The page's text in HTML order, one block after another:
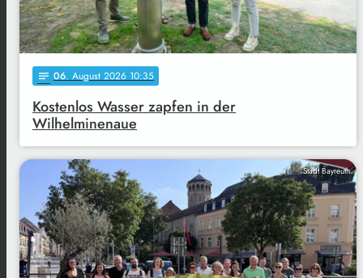
notes 06. August 2026 10:35
Kostenlos Wasser zapfen in der
Wilhelminenaue
Stadt Bayreuth